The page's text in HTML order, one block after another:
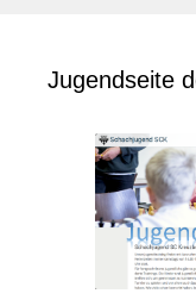
Jugendseite